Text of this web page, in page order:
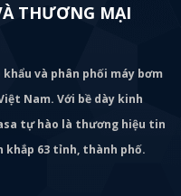
THƯƠNG MẠI
khẩu và phân phối máy bơm
Nam. Với bề dày kinh
tự hào là thương hiệu tin
khắp 63 tỉnh, thành phố.